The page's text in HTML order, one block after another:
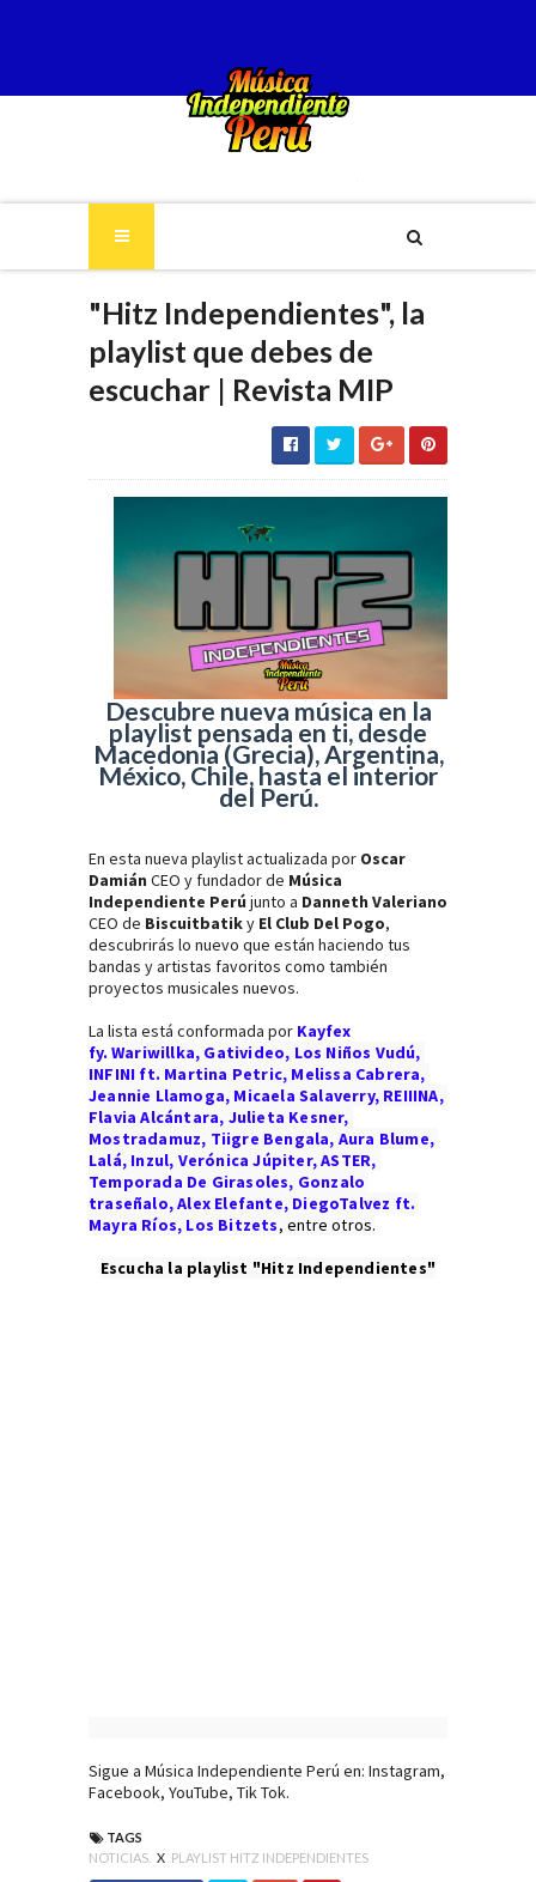
"Hitz Independientes", la
playlist que debes de
escuchar | Revista MIP
Descubre nueva música en la
playlist pensada en ti, desde
Macedonia (Grecia), Argentina,
México, Chile, hasta el interior
del Perú.
En esta nueva playlist actualizada por Oscar
Damián CEO y fundador de Música
Independiente Perú junto a Danneth Valeriano
CEO de Biscuitbatiky El Club Del Pogo,
descubrirás lo nuevo que están haciendo tus
bandas y artistas favoritos como también
proyectos musicales nuevos.
La lista está conformada por Kayfex
fy. Wariwillka, Gativideo, Los Niños Vudú,
INFINI ft. Martina Petric, Melissa Cabrera,
Jeannie Llamoga, Micaela Salaverry, REIIINA,
Flavia Alcántara, Julieta Kesner,
Mostradamuz, Tiigre Bengala, Aura Blume,
Lalá, Inzul, Verónica Júpiter, ASTER,
Temporada De Girasoles, Gonzalo
traseñalo, Alex Elefante, DiegoTalvez ft.
Mayra Ríos, Los Bitzets, entre otros.
Escucha la playlist "Hitz Independientes"
Sigue a Música Independiente Perú en: Instagram,
Facebook, YouTube, Tik Tok.
TAGS
NOTICIAS. X PLAYLIST HITZ INDEPENDIENTES